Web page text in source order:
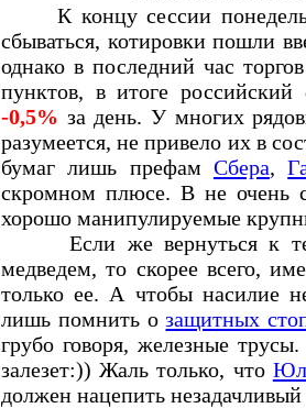
К концу сессии
сбываться, котировки пошли
однако в последний час
пунктов, в итоге
-0,5% за день. У многих
разумеется, не привело их в
бумаг лишь префам Сбера,
скромном плюсе. В не очень
хорошо манипулируемые
Если же вернуться к
медведем, то скорее всего,
только ее. А чтобы насилие
лишь помнить озащитных
грубо говоря, железные
залезет:)) Жаль только, что
должен нацепить незадачливый